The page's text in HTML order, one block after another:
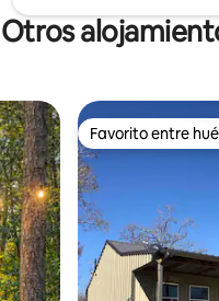
Otros
Favorito entre
Favorito entre